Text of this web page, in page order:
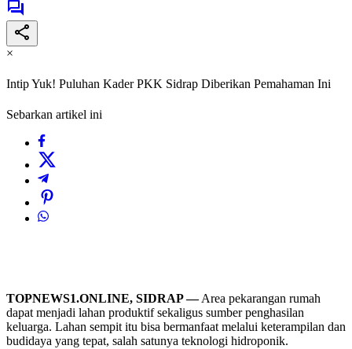
×
Intip Yuk! Puluhan Kader PKK Sidrap Diberikan Pemahaman Ini
Sebarkan artikel ini
TOPNEWS1.ONLINE, SIDRAP —Area pekarangan rumah
dapat menjadi lahan produktif sekaligus sumber penghasilan
keluarga. Lahan sempit itu bisa bermanfaat melalui keterampilan dan
budidaya yang tepat, salah satunya teknologi hidroponik.